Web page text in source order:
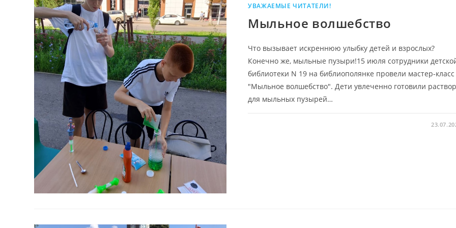
УВАЖАЕМЫЕ ЧИТАТЕЛИ!
Мыльное волшебство
Что вызывает искреннюю улыбку детей и взрослых?
Конечно же, мыльные пузыри!15 июля сотрудники
библиотеки N 19 на библиополянке провели мастер-класс
"Мыльное волшебство". Дети увлеченно готовили раствор
для мыльных пузырей…